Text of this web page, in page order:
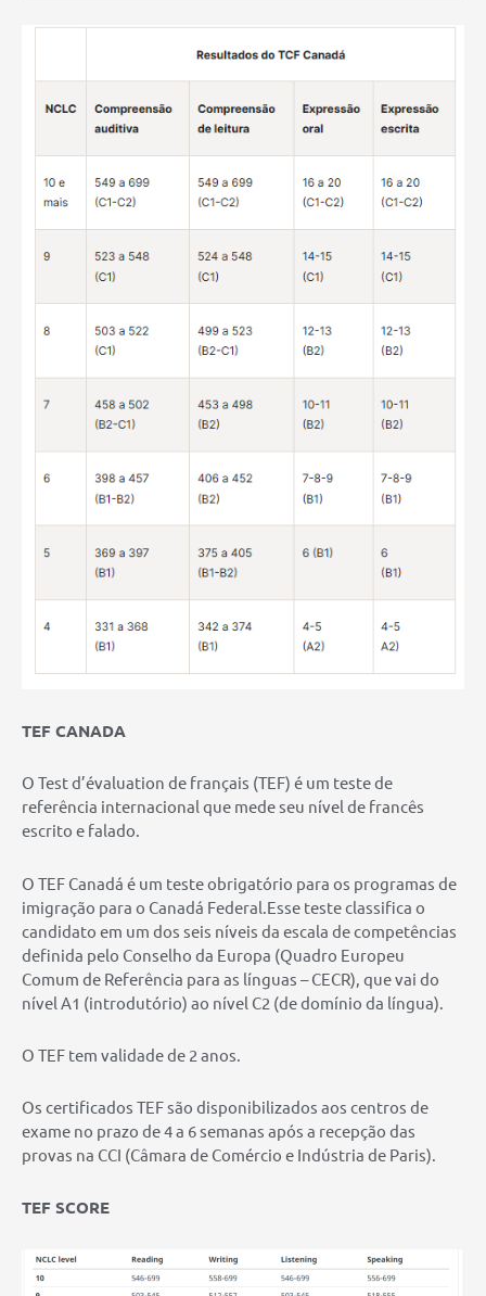
TEF CANADA
O Test d’évaluation de français (TEF) é um teste de
referência internacional que mede seu nível de francês
escrito e falado.
O TEF Canadá é um teste obrigatório para os programas de
imigração para o Canadá Federal.Esse teste classifica o
candidato em um dos seis níveis da escala de competências
definida pelo Conselho da Europa (Quadro Europeu
Comum de Referência para as línguas – CECR), que vai do
nível A1 (introdutório) ao nível C2 (de domínio da língua).
O TEF tem validade de 2 anos.
Os certificados TEF são disponibilizados aos centros de
exame no prazo de 4 a 6 semanas após a recepção das
provas na CCI (Câmara de Comércio e Indústria de Paris).
TEF SCORE